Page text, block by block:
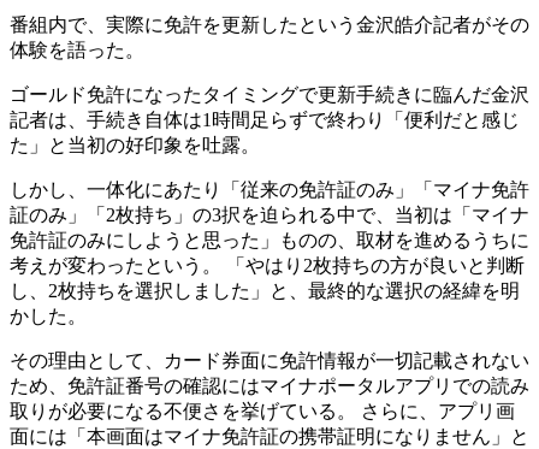
番組内で、実際に免許を更新したという金沢皓介記者がその
体験を語った。
ゴールド免許になったタイミングで更新手続きに臨んだ金沢
記者は、手続き自体は1時間足らずで終わり「便利だと感じ
た」と当初の好印象を吐露。
しかし、一体化にあたり「従来の免許証のみ」「マイナ免許
証のみ」「2枚持ち」の3択を迫られる中で、当初は「マイナ
免許証のみにしようと思った」ものの、取材を進めるうちに
考えが変わったという。 「やはり2枚持ちの方が良いと判断
し、2枚持ちを選択しました」と、最終的な選択の経緯を明
かした。
その理由として、カード券面に免許情報が一切記載されない
ため、免許証番号の確認にはマイナポータルアプリでの読み
取りが必要になる不便さを挙げている。 さらに、アプリ画
面には「本画面はマイナ免許証の携帯証明になりません」と